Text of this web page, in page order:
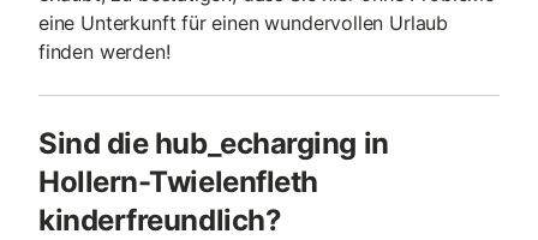
eine Unterkunft für einen wundervollen Urlaub
finden werden!
Sind die hub_echarging in
Hollern-Twielenfleth
kinderfreundlich?